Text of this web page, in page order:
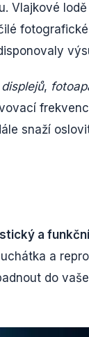
Vlajkové
displejů,
snaží
a
a
do